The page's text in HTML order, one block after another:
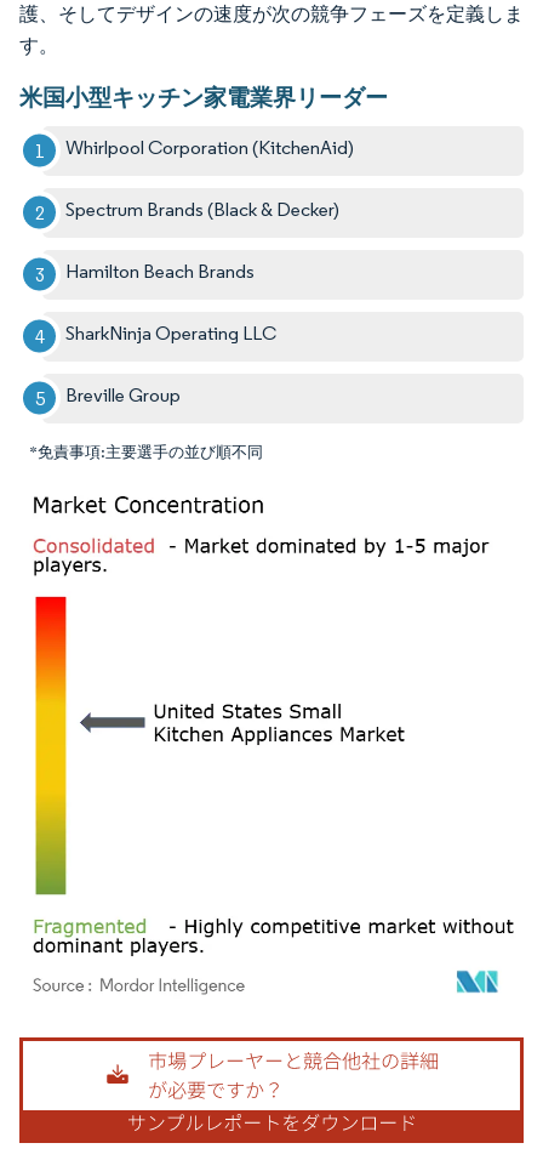
護、そしてデザインの速度が次の競争フェーズを定義しま
す。
米国小型キッチン家電業界リーダー
Whirlpool Corporation (KitchenAid)
Spectrum Brands (Black & Decker)
Hamilton Beach Brands
SharkNinja Operating LLC
Breville Group
*免責事項:主要選手の並び順不同
画像 © Mordor Intelligence。再利用にはCC BY 4.0の表示が必要です。